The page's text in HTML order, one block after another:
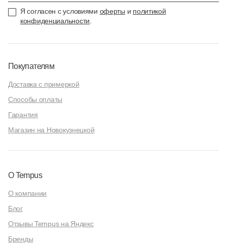
Я согласен с условиями оферты и политикой
конфиденциальности
Покупателям
Доставка с примеркой
Способы оплаты
Гарантия
Магазин на Новокузнецкой
О Tempus
О компании
Блог
Отзывы Tempus на Яндекс
Бренды